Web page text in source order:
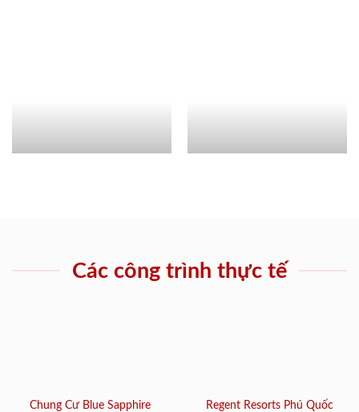
Các công trình thực tế
Chung Cư Blue Sapphire
Regent Resorts Phú Quốc